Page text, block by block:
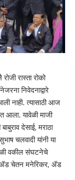
रास्ता रोको
निवेदनाद्वारे
नाही. त्यासाठी आज
आला. यावेळी माजी
देसाई, मराठा
चलवादी यांनी या
वकील संघटनेचे
ॲड चेतन मनेरिकर, ॲड